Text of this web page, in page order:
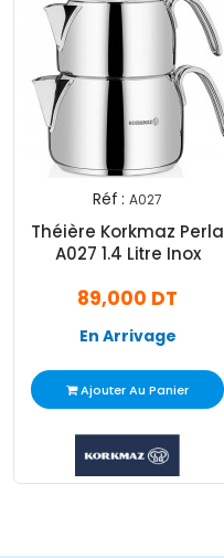
Réf : A027
Théière Korkmaz Perla
A027 1.4 Litre Inox
89,000 DT
En Arrivage
Ajouter Au Panier